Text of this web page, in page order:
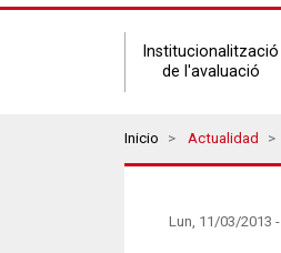
Secondary
navigation
Institucionalització
de l'avaluació
Inicio Actualidad
Lun, 11/03/2013 -